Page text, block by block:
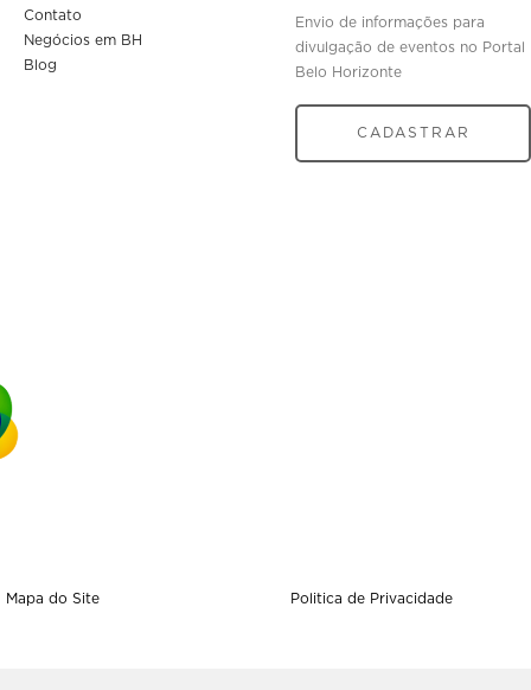
Contato
Negócios em BH
Blog
Envio de informações para
divulgação de eventos no Portal
Belo Horizonte
CADASTRAR
Mapa do Site Politica de Privacidade